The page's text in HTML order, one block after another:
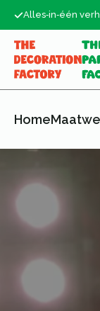
Alles‑in‑één
Home